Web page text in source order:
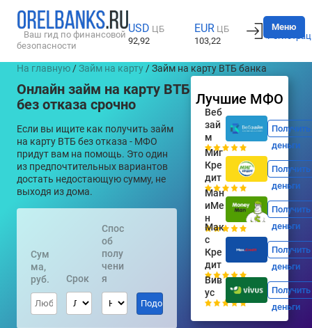
Ваш гид по финансовой
безопасности
USD ЦБ
92,92
EUR ЦБ
103,22
Вход
Меню
На главную /Займ на карту / Займ на карту ВТБ банка
Онлайн займ на карту ВТБ
без отказа срочно
Если вы ищите как получить займ
на карту ВТБ без отказа - МФО
придут вам на помощь. Это один
из предпочтительных вариантов
достать недостающую сумму, не
выходя из дома.
Сум
ма,
руб.
Срок
Спос
об
полу
чени
я
Лучшие МФО
Веб
зай
м
Получить
деньги
Миг
Кре
дит
Получить
деньги
Ман
иМе
н
Получить
деньги
Мак
с
Кре
дит
Получить
деньги
Вив
ус
Получить
деньги